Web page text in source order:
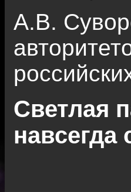
А.В.
Светлая
навсегда